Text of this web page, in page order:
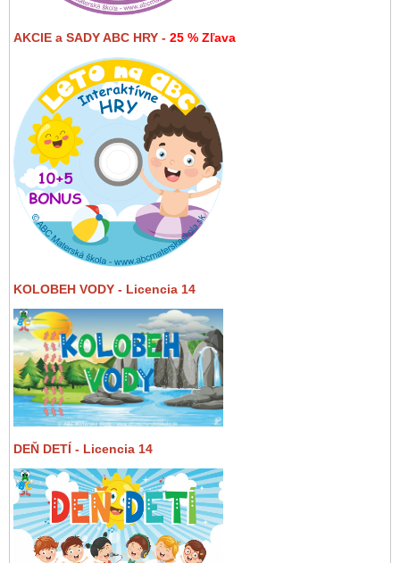
AKCIE a SADY ABC HRY - 25 % Zľava
KOLOBEH VODY - Licencia 14
DEŇ DETÍ - Licencia 14